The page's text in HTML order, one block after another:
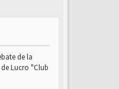
de la
Lucro "Club